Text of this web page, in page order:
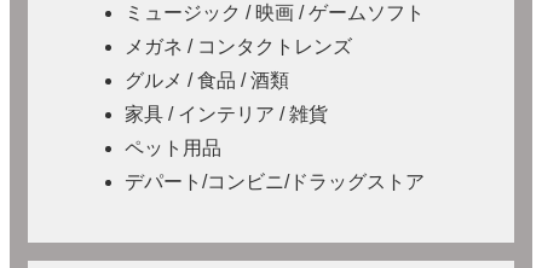
ミュージック / 映画 / ゲームソフト
メガネ / コンタクトレンズ
グルメ / 食品 / 酒類
家具 / インテリア / 雑貨
ペット用品
デパート/コンビニ/ドラッグストア